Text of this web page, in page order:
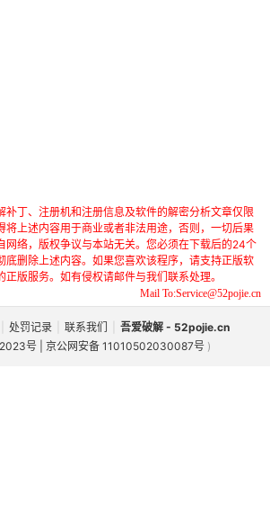
补丁、注册机和注册信息及软件的解密分析文章仅限
将上述内容用于商业或者非法用途，否则，一切后果
网络，版权争议与本站无关。您必须在下载后的24个
底删除上述内容。如果您喜欢该程序，请支持正版软
版服务。如有侵权请邮件与我们联系处理。
Mail To:Service@52pojie.cn
处罚记录 联系我们
吾爱破解 - 52pojie.cn
号 | 京公网安备 11010502030087号 )